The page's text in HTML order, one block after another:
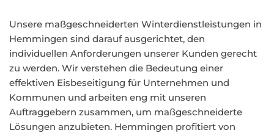
Unsere maßgeschneiderten Winterdienstleistungen in
Hemmingen sind darauf ausgerichtet, den
individuellen Anforderungen unserer Kunden gerecht
zu werden. Wir verstehen die Bedeutung einer
effektiven Eisbeseitigung für Unternehmen und
Kommunen und arbeiten eng mit unseren
Auftraggebern zusammen, um maßgeschneiderte
Lösungen anzubieten. Hemmingen profitiert von